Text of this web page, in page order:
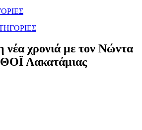
νέα χρονιά με τον Νώντα
Λακατάμιας